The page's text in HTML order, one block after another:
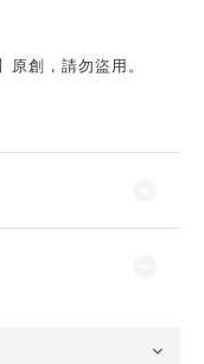
創，請勿盜用。